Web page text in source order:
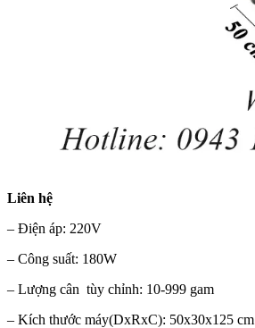
Liên hệ
– Điện áp: 220V
– Công suất: 180W
– Lượng cân tùy chỉnh: 10-999 gam
– Kích thước máy(DxRxC): 50x30x125 cm